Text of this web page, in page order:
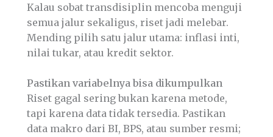
Kalau sobat transdisiplin mencoba menguji
semua jalur sekaligus, riset jadi melebar.
Mending pilih satu jalur utama: inflasi inti,
nilai tukar, atau kredit sektor.
Pastikan variabelnya bisa dikumpulkan
Riset gagal sering bukan karena metode,
tapi karena data tidak tersedia. Pastikan
data makro dari BI, BPS, atau sumber resmi;